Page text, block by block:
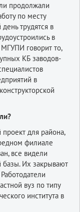
продолжали
по месту
трудятся в
в
говорит то,
КБ заводов-
в
для района,
филиале
все видели
Их закрывают
вуз по типу
института в